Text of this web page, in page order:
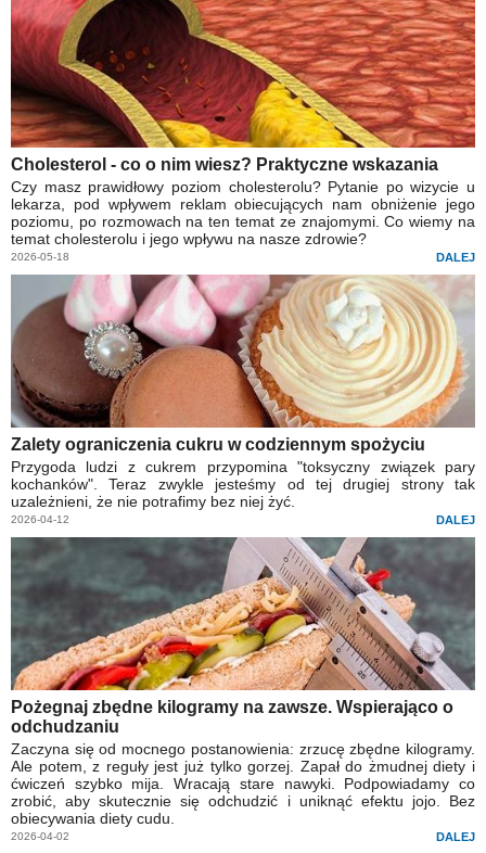
Cholesterol - co o nim wiesz? Praktyczne wskazania
Czy masz prawidłowy poziom cholesterolu? Pytanie po wizycie u
lekarza, pod wpływem reklam obiecujących nam obniżenie jego
poziomu, po rozmowach na ten temat ze znajomymi. Co wiemy na
temat cholesterolu i jego wpływu na nasze zdrowie?
2026-05-18 DALEJ
Zalety ograniczenia cukru w codziennym spożyciu
Przygoda ludzi z cukrem przypomina "toksyczny związek pary
kochanków". Teraz zwykle jesteśmy od tej drugiej strony tak
uzależnieni, że nie potrafimy bez niej żyć.
2026-04-12 DALEJ
Pożegnaj zbędne kilogramy na zawsze. Wspierająco o
odchudzaniu
Zaczyna się od mocnego postanowienia: zrzucę zbędne kilogramy.
Ale potem, z reguły jest już tylko gorzej. Zapał do żmudnej diety i
ćwiczeń szybko mija. Wracają stare nawyki. Podpowiadamy co
zrobić, aby skutecznie się odchudzić i uniknąć efektu jojo. Bez
obiecywania diety cudu.
2026-04-02 DALEJ